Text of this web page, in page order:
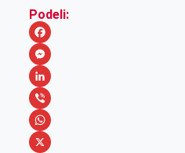
Podeli:
F
a
c
e
b
M
e
s
s
L
i
n
V
iW